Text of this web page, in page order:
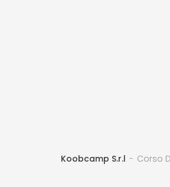
Koobcamp S.r.l Corso